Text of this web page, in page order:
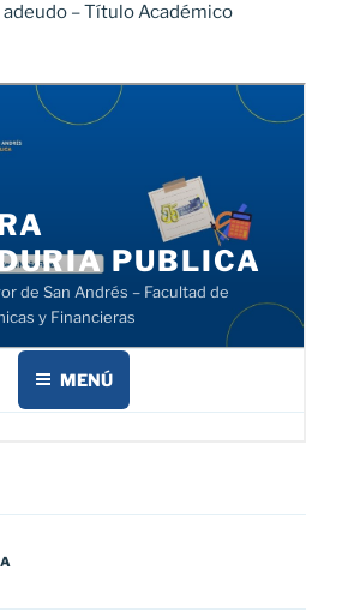
– Título Académico